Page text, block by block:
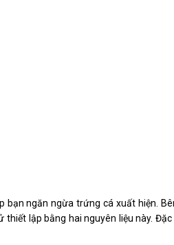
ngăn ngừa trứng cá xuất hiện.
lập bằng hai nguyên liệu này.